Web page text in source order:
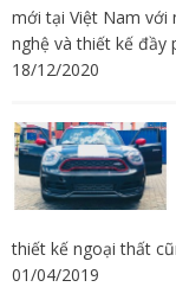
mới tại Việt Nam với
nghệ và thiết kế đầy
18/12/2020
thiết kế ngoại thất
01/04/2019